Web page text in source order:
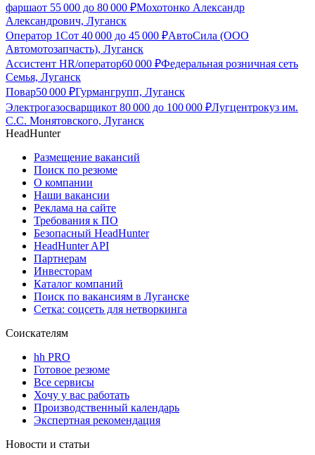
фаршаот 55 000 до 80 000 ₽Мохотонко Александр
Александрович, Луганск
Оператор 1Сот 40 000 до 45 000 ₽АвтоСила (ООО
Автомотозапчасть), Луганск
Ассистент HR/оператор60 000 ₽Федеральная розничная сеть
Семья, Луганск
Повар50 000 ₽Гурмангрупп, Луганск
Электрогазосварщикот 80 000 до 100 000 ₽Лугцентрокуз им.
С.С. Монятовского, Луганск
HeadHunter
Размещение вакансий
Поиск по резюме
О компании
Наши вакансии
Реклама на сайте
Требования к ПО
Безопасный HeadHunter
HeadHunter API
Партнерам
Инвесторам
Каталог компаний
Поиск по вакансиям в Луганске
Сетка: соцсеть для нетворкинга
Соискателям
hh PRO
Готовое резюме
Все сервисы
Хочу у вас работать
Производственный календарь
Экспертная рекомендация
Новости и статьи